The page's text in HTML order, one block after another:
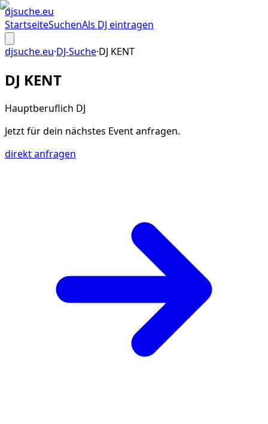
djsuche.eu
StartseiteSuchenAls DJ eintragen
djsuche.eu·DJ-Suche·DJ KENT
DJ KENT
Hauptberuflich DJ
Jetzt für dein nächstes Eventanfragen.
direkt anfragen